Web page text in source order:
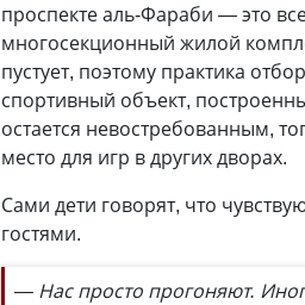
проспекте аль-Фараби — это
многосекционный жилой
пустует, поэтому практика
спортивный объект,
остается невостребованным,
место для игр в других дворах.
Сами дети говорят, что
гостями.
— Нас просто прогоняют.